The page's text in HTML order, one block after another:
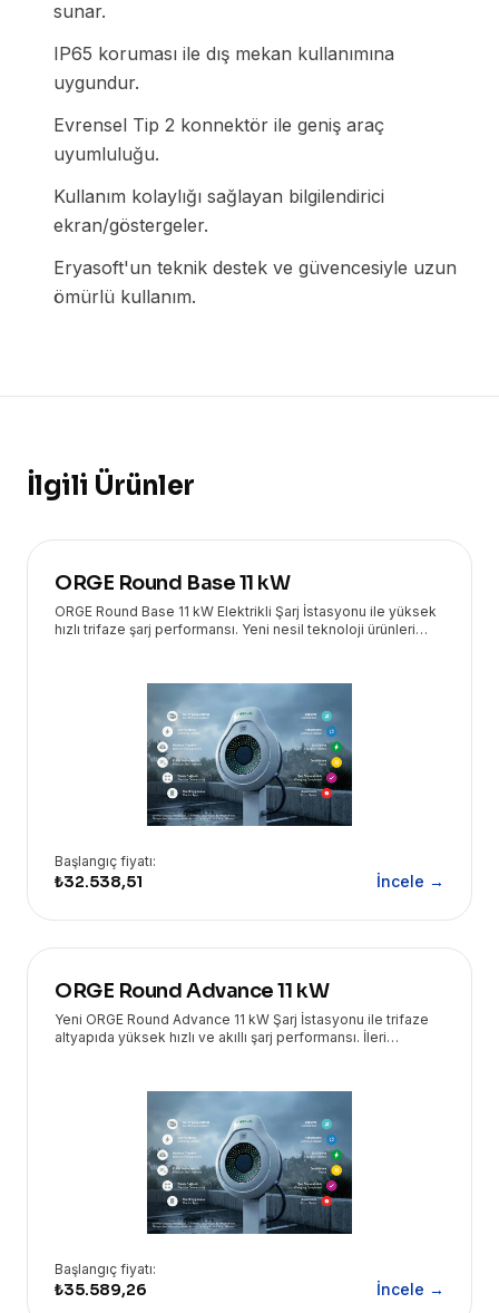
sunar.
IP65 koruması ile dış mekan kullanımına
uygundur.
Evrensel Tip 2 konnektör ile geniş araç
uyumluluğu.
Kullanım kolaylığı sağlayan bilgilendirici
ekran/göstergeler.
Eryasoft'un teknik destek ve güvencesiyle uzun
ömürlü kullanım.
İlgili Ürünler
ORGE Round Base 11 kW
ORGE Round Base 11 kW Elektrikli Şarj İstasyonu ile yüksek
hızlı trifaze şarj performansı. Yeni nesil teknoloji ürünleri
Başlangıç fiyatı:
₺32.538,51 İncele →
ORGE Round Advance 11 kW
Yeni ORGE Round Advance 11 kW Şarj İstasyonu ile trifaze
altyapıda yüksek hızlı ve akıllı şarj performansı. İleri
Başlangıç fiyatı:
₺35.589,26 İncele →